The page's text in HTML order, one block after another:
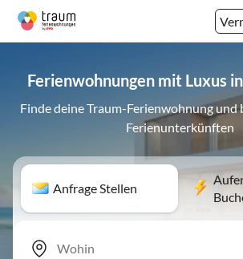
Ferienwohnungen mit Luxus
Finde deine Traum-Ferienwohnung und
Ferienunterkünften
Anfrage Stellen